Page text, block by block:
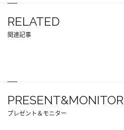
RELATED
関連記事
PRESENT&MONITOR
プレゼント＆モニター